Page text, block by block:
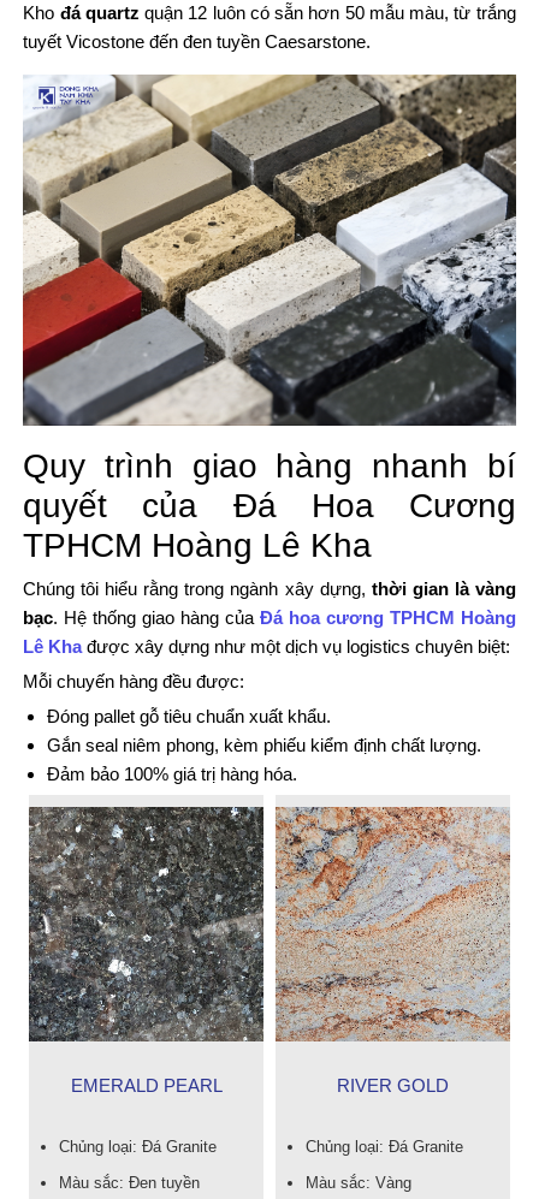
Kho đá quartz quận 12 luôn có sẵn hơn 50 mẫu màu, từ trắng
tuyết Vicostone đến đen tuyền Caesarstone.
Quy trình giao hàng nhanh bí
quyết của Đá Hoa Cương
TPHCM Hoàng Lê Kha
Chúng tôi hiểu rằng trong ngành xây dựng, thời gian là vàng
bạc. Hệ thống giao hàng của Đá hoa cương TPHCM Hoàng
Lê Khađược xây dựng như một dịch vụ logistics chuyên biệt:
Mỗi chuyến hàng đều được:
Đóng pallet gỗ tiêu chuẩn xuất khẩu.
Gắn seal niêm phong, kèm phiếu kiểm định chất lượng.
Đảm bảo 100% giá trị hàng hóa.
EMERALD PEARL
Chủng loại: Đá Granite
Màu sắc: Đen tuyền
RIVER GOLD
Chủng loại: Đá Granite
Màu sắc: Vàng